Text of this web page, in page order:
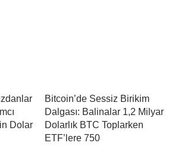
Dolar
Bitcoin’de Sessiz Birikim
Dalgası: Balinalar 1,2 Milyar
Dolarlık BTC Toplarken
ETF’lere 750